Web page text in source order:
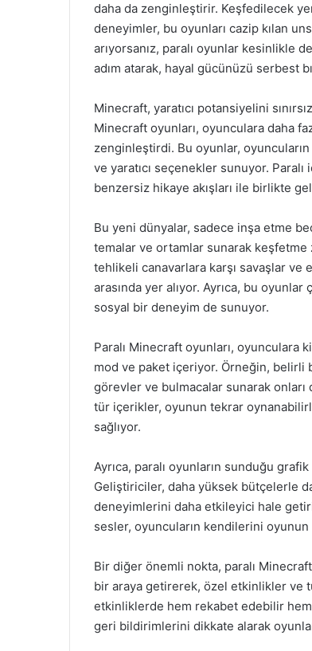
daha da zenginleştirir. Keşfedilecek
deneyimler, bu oyunları cazip kılan
arıyorsanız, paralı oyunlar kesinlikle
adım atarak, hayal gücünüzü serbest
Minecraft, yaratıcı potansiyelini
Minecraft oyunları, oyunculara daha
zenginleştirdi. Bu oyunlar,
ve yaratıcı seçenekler sunuyor.
benzersiz hikaye akışları ile birlikte
Bu yeni dünyalar, sadece inşa etme
temalar ve ortamlar sunarak keşfetme
tehlikeli canavarlara karşı savaşlar ve
arasında yer alıyor. Ayrıca, bu
sosyal bir deneyim de sunuyor.
Paralı Minecraft oyunları,
mod ve paket içeriyor. Örneğin, belirli
görevler ve bulmacalar sunarak
tür içerikler, oyunun tekrar
sağlıyor.
Ayrıca, paralı oyunların sunduğu
Geliştiriciler, daha yüksek bütçelerle
deneyimlerini daha etkileyici hale
sesler, oyuncuların kendilerini
Bir diğer önemli nokta, paralı
bir araya getirerek, özel etkinlikler ve
etkinliklerde hem rekabet edebilir
geri bildirimlerini dikkate alarak